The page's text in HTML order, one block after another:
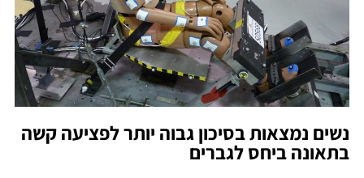
נשים נמצאות בסיכון גבוה יותר לפציעה קשה
בתאונה ביחס לגברים